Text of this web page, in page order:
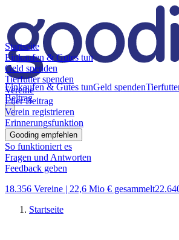
Einkaufen & Gutes tunGeld spenden
Beitrag
Startseite
Einkaufen & Gutes tun
Geld spenden
Tierfutter spenden
Vereine
Euer Beitrag
Verein registrieren
Erinnerungsfunktion
Gooding empfehlen
So funktioniert es
Fragen und Antworten
Feedback geben
18.356 Vereine | 22,6 Mio € gesammelt
Startseite